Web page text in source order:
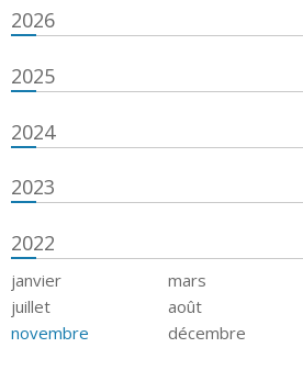
2026
2025
2024
2023
2022
janvier mars
juillet
août
novembre
décembre